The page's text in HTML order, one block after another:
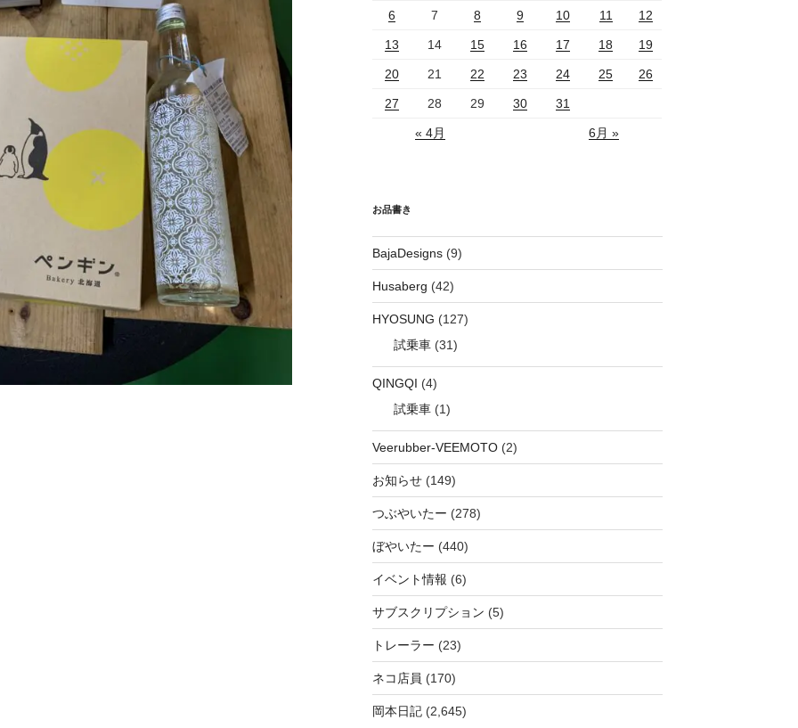
6 7 8 9 10 11 12
13 14 15 16 17 18 19
20 21 22 23 24 25 26
27 28 29 30 31
« 4月 6月 »
お品書き
BajaDesigns (9)
Husaberg (42)
HYOSUNG (127)
試乗車 (31)
QINGQI (4)
試乗車 (1)
Veerubber-VEEMOTO (2)
お知らせ (149)
つぶやいたー (278)
ぼやいたー (440)
イベント情報 (6)
サブスクリプション (5)
トレーラー (23)
ネコ店員 (170)
岡本日記 (2,645)